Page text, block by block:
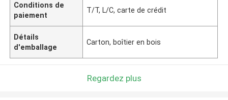
Conditions de
paiement
T/T, L/C, carte de crédit
Détails
d'emballage
Carton, boîtier en bois
Regardez plus